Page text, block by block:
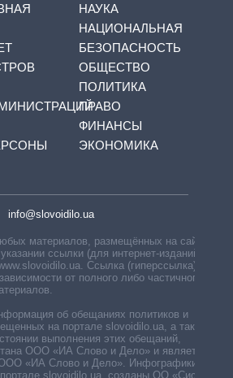
НАУКА
НАЦИОНАЛЬНАЯ
БЕЗОПАСНОСТЬ
ОБЩЕСТВО
ПОЛИТИКА
ПРАВО
ФИНАНСЫ
ЭКОНОМИКА
info@slovoidilo.ua
материалов, размещённых на сайте,
ссылки (для интернет-изданий —
Ссылка (гиперссылка)
от полного либо частичного
об обещаниях политиков и
на портале slovoidilo.ua, а также
выполнения этих обещаний,
ООО «ИА Слово и Дело» и является
«ИА Слово и Дело». Инфографики,
slovoidilo.ua, созданы ОО «Система